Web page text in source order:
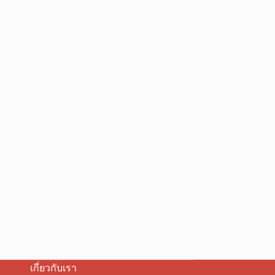
เกี่ยวกับเรา